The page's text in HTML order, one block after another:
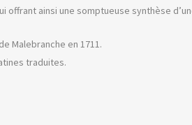
offrant ainsi une somptueuse synthèse
Malebranche en 1711.
traduites.